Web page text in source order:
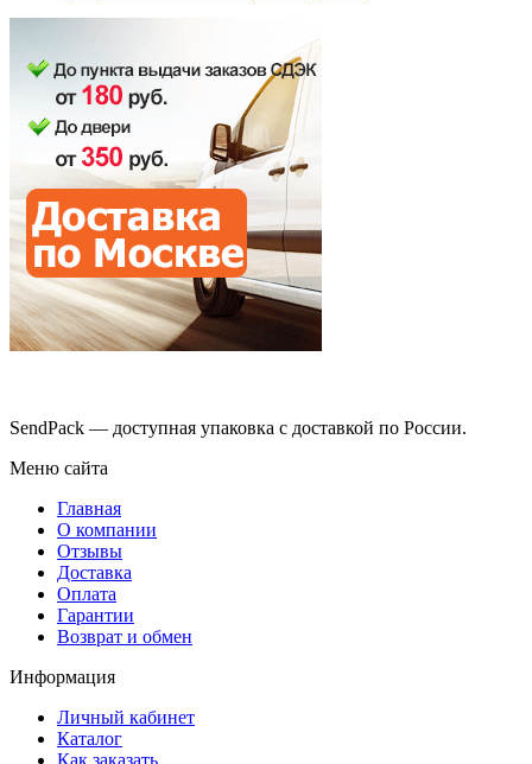
SendPack — доступная упаковка с доставкой по России.
Меню сайта
Главная
О компании
Отзывы
Доставка
Оплата
Гарантии
Возврат и обмен
Информация
Личный кабинет
Каталог